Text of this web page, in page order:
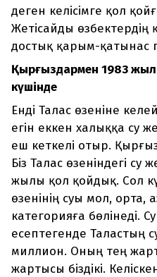
деген келісімге қол
Жетісайды
достық қарым-қатынас
Қырғыздармен 1983
күшінде
Енді Талас өзеніне
егін еккен халыққа су
еш кеткелі отыр.
Біз Талас өзеніндегі су
жылы қол қойдық. Сол
өзенінің суы мол,
категорияға бөлінеді.
есептегенде Таластың
миллион. Оның тең
жартысы біздікі.